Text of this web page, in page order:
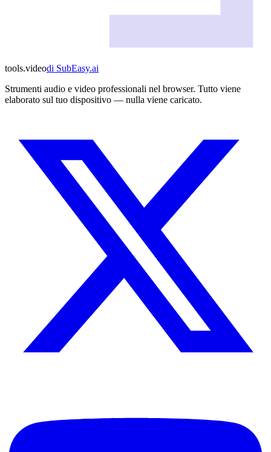
tools.videodi SubEasy.ai
Strumenti audio e video professionali nel browser. Tutto viene
elaborato sul tuo dispositivo — nulla viene caricato.